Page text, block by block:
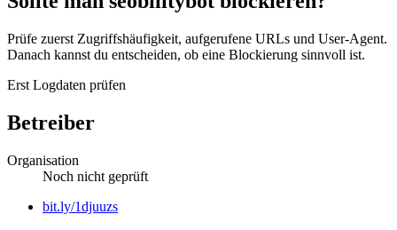
Prüfe zuerst Zugriffshäufigkeit, aufgerufene URLs und User-Agent.
Danach kannst du entscheiden, ob eine Blockierung sinnvoll ist.
Erst Logdaten prüfen
Betreiber
Organisation
Noch nicht geprüft
Website
bit.ly/1djuuzs